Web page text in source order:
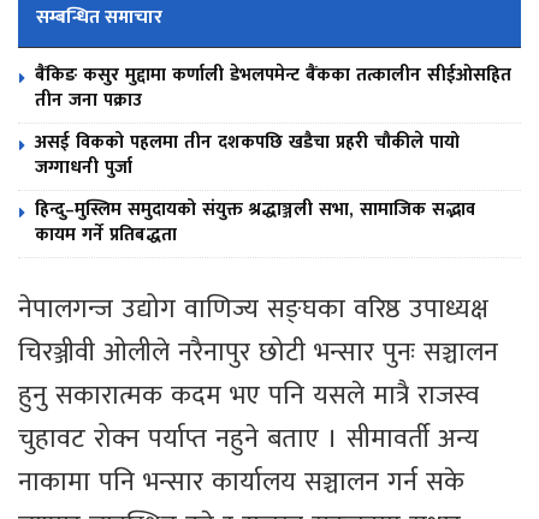
सम्बन्धित समाचार
बैंकिङ कसुर मुद्दामा कर्णाली डेभलपमेन्ट बैंकका तत्कालीन सीईओसहित
तीन जना पक्राउ
असई विकको पहलमा तीन दशकपछि खडैचा प्रहरी चौकीले पायो
जग्गाधनी पुर्जा
हिन्दु–मुस्लिम समुदायको संयुक्त श्रद्धाञ्जली सभा, सामाजिक सद्भाव
कायम गर्ने प्रतिबद्धता
नेपालगन्ज उद्योग वाणिज्य सङ्घका वरिष्ठ उपाध्यक्ष
चिरञ्जीवी ओलीले नरैनापुर छोटी भन्सार पुनः सञ्चालन
हुनु सकारात्मक कदम भए पनि यसले मात्रै राजस्व
चुहावट रोक्न पर्याप्त नहुने बताए । सीमावर्ती अन्य
नाकामा पनि भन्सार कार्यालय सञ्चालन गर्न सके